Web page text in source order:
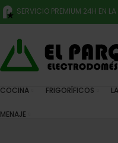
SERVICIO PREMIUM 24H EN
COCINA FRIGORÍFICOS
MENAJE